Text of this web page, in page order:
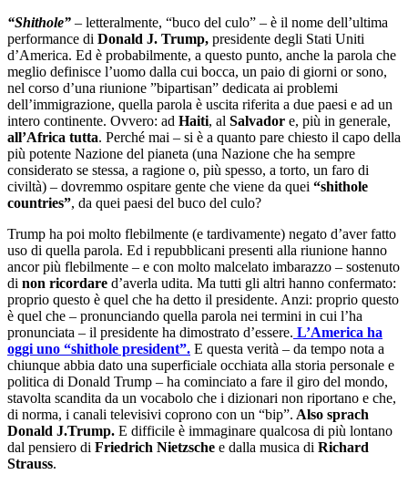
“Shithole” – letteralmente, “buco del culo” – è il nome dell’ultima
performance di Donald J. Trump, presidente degli Stati Uniti
d’America. Ed è probabilmente, a questo punto, anche la parola che
meglio definisce l’uomo dalla cui bocca, un paio di giorni or sono,
nel corso d’una riunione ”bipartisan” dedicata ai problemi
dell’immigrazione, quella parola è uscita riferita a due paesi e ad un
intero continente. Ovvero: ad Haiti, al Salvador e, più in generale,
all’Africa tutta. Perché mai – si è a quanto pare chiesto il capo della
più potente Nazione del pianeta (una Nazione che ha sempre
considerato se stessa, a ragione o, più spesso, a torto, un faro di
civiltà) – dovremmo ospitare gente che viene da quei “shithole
countries”, da quei paesi del buco del culo?
Trump ha poi molto flebilmente (e tardivamente) negato d’aver fatto
uso di quella parola. Ed i repubblicani presenti alla riunione hanno
ancor più flebilmente – e con molto malcelato imbarazzo – sostenuto
di non ricordare d’averla udita. Ma tutti gli altri hanno confermato:
proprio questo è quel che ha detto il presidente. Anzi: proprio questo
è quel che – pronunciando quella parola nei termini in cui l’ha
pronunciata – il presidente ha dimostrato d’essere. L’America ha
oggi uno “shithole president”. E questa verità – da tempo nota a
chiunque abbia dato una superficiale occhiata alla storia personale e
politica di Donald Trump – ha cominciato a fare il giro del mondo,
stavolta scandita da un vocabolo che i dizionari non riportano e che,
di norma, i canali televisivi coprono con un “bip”. Also sprach
Donald J.Trump. E difficile è immaginare qualcosa di più lontano
dal pensiero di Friedrich Nietzsche e dalla musica di Richard
Strauss.